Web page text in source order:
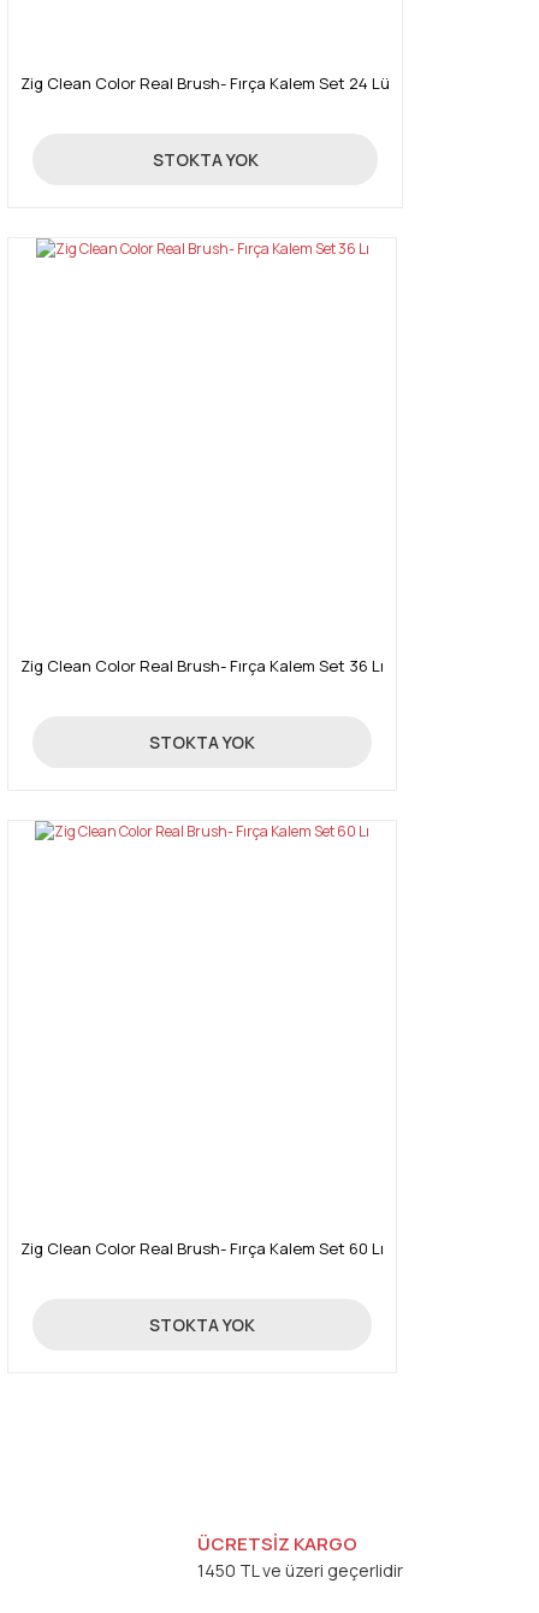
Zig Clean Color Real Brush- Fırça Kalem Set 24 Lü
2.818,00 TL
STOKTA YOK
Zig Clean Color Real Brush- Fırça Kalem Set 36 Lı
1.292,00 TL
STOKTA YOK
Zig Clean Color Real Brush- Fırça Kalem Set 60 Lı
1.366,00 TL
STOKTA YOK
ÜCRETSİZ KARGO
1450 TL ve üzeri geçerlidir